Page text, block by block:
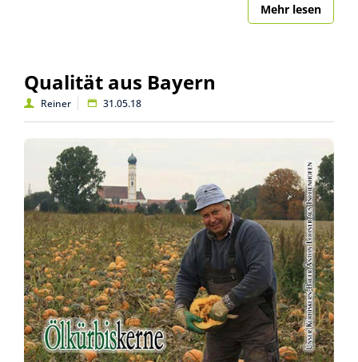
Mehr lesen
Qualität aus Bayern
Reiner 31.05.18